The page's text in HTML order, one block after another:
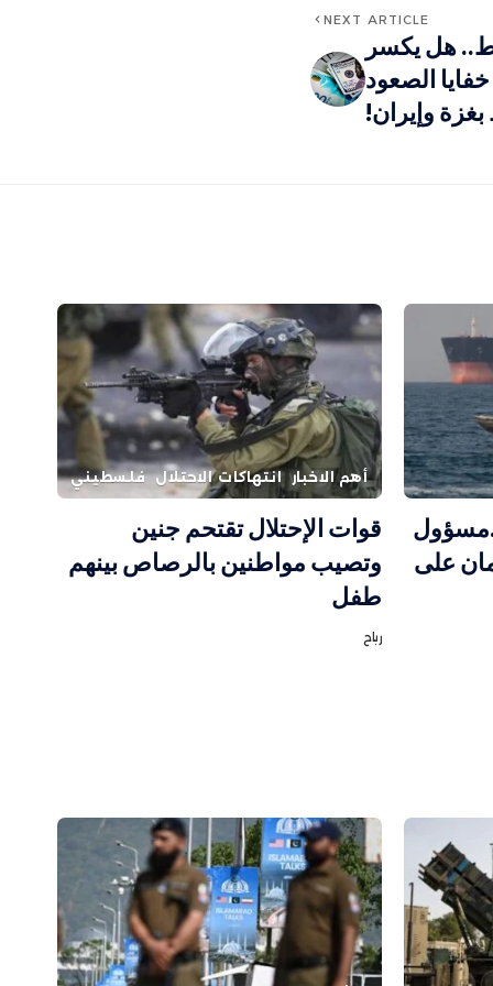
NEXT ARTICLE
هل يكسر
خفايا الصعود
وإيران!
على
أهم الاخبار انتهاكات الاحتلال فلسطيني
قوات الإحتلال تقتحم جنين
وتصيب مواطنين بالرصاص بينهم
طفل
رباح